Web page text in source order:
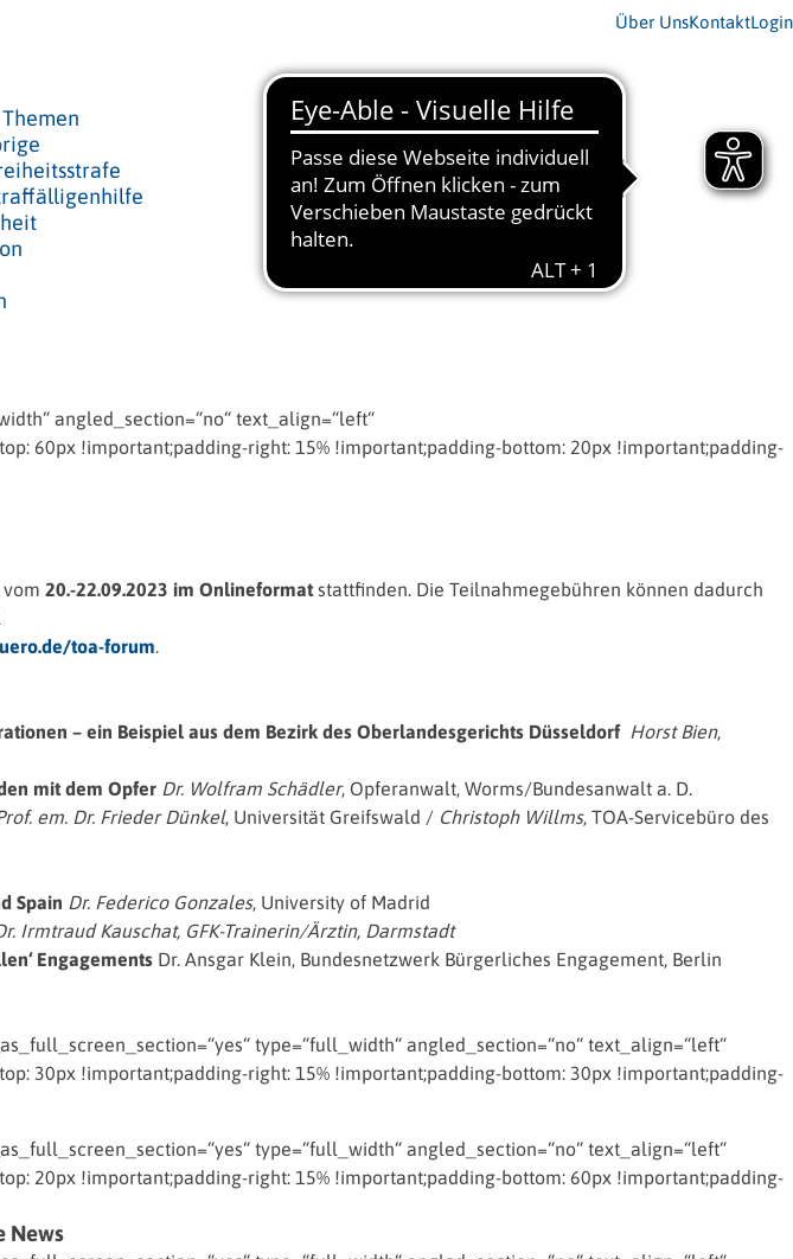
Über UnsKontaktLogin
angled_section=“no“ text_align=“left“
60px !important;padding-right: 15% !important;padding-bottom: 20px !important;padding-
vom 20.-22.09.2023 im Onlineformatstattfinden. Die Teilnahmegebühren können dadurch
toa-forum.
– ein Beispiel aus dem Bezirk des Oberlandesgerichts Düsseldorf Horst Bien,
mit dem Opfer Dr. Wolfram Schädler, Opferanwalt, Worms/Bundesanwalt a. D.
em. Dr. Frieder Dünkel, Universität Greifswald / Christoph Willms, TOA-Servicebüro des
Spain Dr. Federico Gonzales, University of Madrid
Irmtraud Kauschat, GFK-Trainerin/Ärztin, Darmstadt
Engagements Dr. Ansgar Klein, Bundesnetzwerk Bürgerliches Engagement, Berlin
type=“full_width“ angled_section=“no“ text_align=“left“
30px !important;padding-right: 15% !important;padding-bottom: 30px !important;padding-
type=“full_width“ angled_section=“no“ text_align=“left“
20px !important;padding-right: 15% !important;padding-bottom: 60px !important;padding-
News